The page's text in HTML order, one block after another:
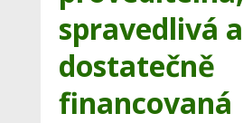
spravedlivá a
dostatečně
financovaná